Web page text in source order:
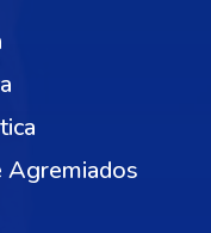
Agremiados